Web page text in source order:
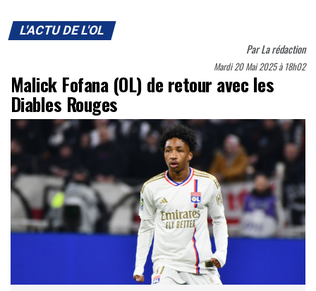
L'ACTU DE L'OL
ParLa rédaction
Mardi 20 Mai 2025 à 18h02
Malick Fofana (OL) de retour avec les
Diables Rouges